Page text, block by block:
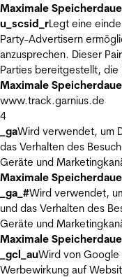
Maximale
u_scsid_rLegt eine
Party-Advertisern
anzusprechen. Dieser
Parties bereitgestellt,
Maximale
www.track.garnius.de
4
_gaWird verwendet, um
das Verhalten des
Geräte und
Maximale
_ga_#Wird verwendet,
und das Verhalten des
Geräte und
Maximale
_gcl_auWird von Google
Werbewirkung auf